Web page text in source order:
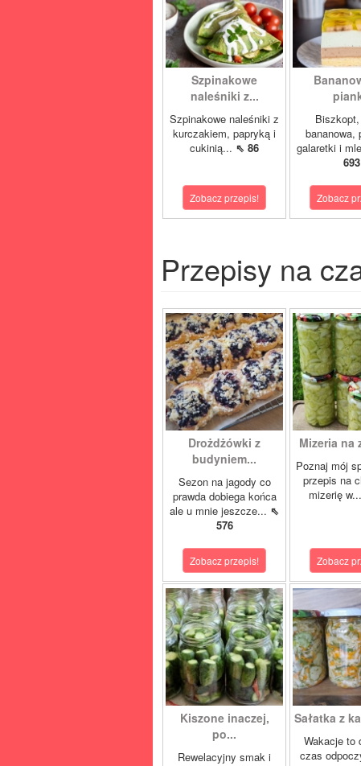
Szpinakowe
naleśniki z...
Szpinakowe naleśniki z
kurczakiem, papryką i
cukinią... ⇖ 86
Zobacz przepis!
bananowa,
galaretki i
693
Zobacz
Przepisy na
Drożdżówki z
budyniem...
Sezon na jagody co
prawda dobiega końca
ale u mnie jeszcze... ⇖
576
Zobacz przepis!
Mizeria na
Poznaj mój
przepis na
mizerię w...
Zobacz
Kiszone inaczej,
po...
Rewelacyjny smak i
Sałatka z
Wakacje to
czas